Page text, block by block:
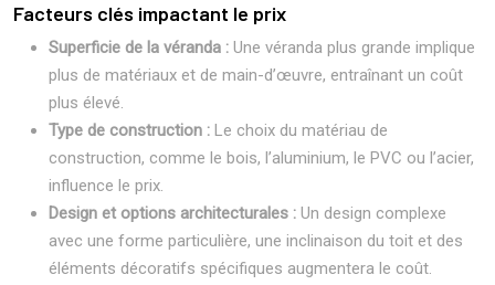
Facteurs clés impactant le prix
Superficie de la véranda : Une véranda plus grande implique
plus de matériaux et de main-d’œuvre, entraînant un coût
plus élevé.
Type de construction : Le choix du matériau de
construction, comme le bois, l’aluminium, le PVC ou l’acier,
influence le prix.
Design et options architecturales : Un design complexe
avec une forme particulière, une inclinaison du toit et des
éléments décoratifs spécifiques augmentera le coût.